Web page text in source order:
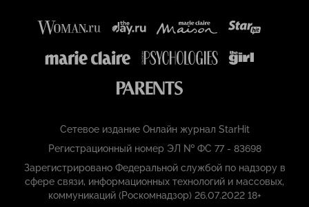
Сетевое издание Онлайн журнал StarHit
Регистрационный номер ЭЛ № ФС 77 - 83698
Зарегистрировано Федеральной службой по надзору в
сфере связи, информационных технологий и массовых,
коммуникаций (Роскомнадзор) 26.07.2022 18+